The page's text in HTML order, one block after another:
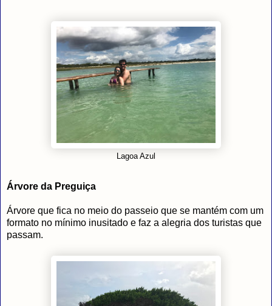
Lagoa Azul
Árvore da Preguiça
Árvore que fica no meio do passeio que se mantém com um
formato no mínimo inusitado e faz a alegria dos turistas que
passam.